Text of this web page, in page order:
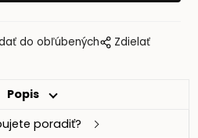
do obľúbených Zdielať
Popis
poradiť?